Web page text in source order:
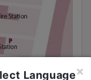
Language×